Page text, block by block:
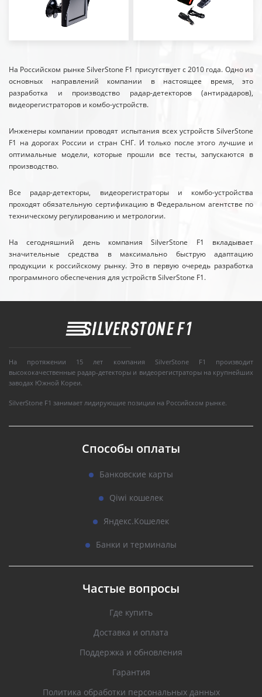
На Российском рынке SilverStone F1 присутствует с 2010 года. Одно из
основных направлений компании в настоящее время, это
разработка и производство радар-детекторов (антирадаров),
видеорегистраторов и комбо-устройств.
Инженеры компании проводят испытания всех устройств SilverStone
F1 на дорогах России и стран СНГ. И только после этого лучшие и
оптимальные модели, которые прошли все тесты, запускаются в
производство.
Все радар-детекторы, видеорегистраторы и комбо-устройства
проходят обязательную сертификацию в Федеральном агентстве по
техническому регулированию и метрологии.
На сегодняшний день компания SilverStone F1 вкладывает
значительные средства в максимально быструю адаптацию
продукции к российскому рынку. Это в первую очередь разработка
программного обеспечения для устройств SilverStone F1.
На протяжении 15 лет компания SilverStone F1 производит
высококачественные радар-детекторы и видеорегистраторы на крупнейших
заводах Южной Кореи.
SilverStone F1 занимает лидирующие позиции на Российском рынке.
Способы оплаты
Банковские карты
Qiwi кошелек
Яндекс.Кошелек
Банки и терминалы
Частые вопросы
Где купить
Доставка и оплата
Поддержка и обновления
Гарантия
Политика обработки персональных данных